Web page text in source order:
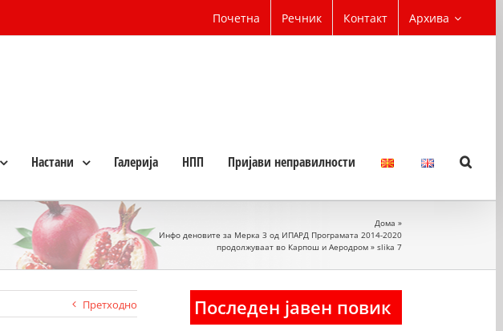
Почетна Речник Контакт Архива
Настани Галерија НПП Пријави неправилности
Дома »
Инфо деновите за Мерка 3 од ИПАРД Програмата 2014-2020
продолжуваат во Карпош и Аеродром» slika 7
Претходно Последен јавен повик